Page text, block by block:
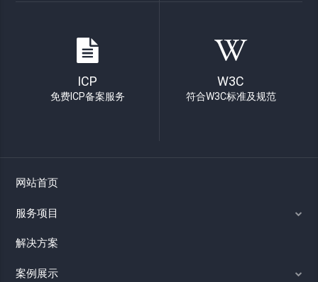
ICP
免费ICP备案服务
W3C
符合W3C标准及规范
网站首页
服务项目
解决方案
案例展示